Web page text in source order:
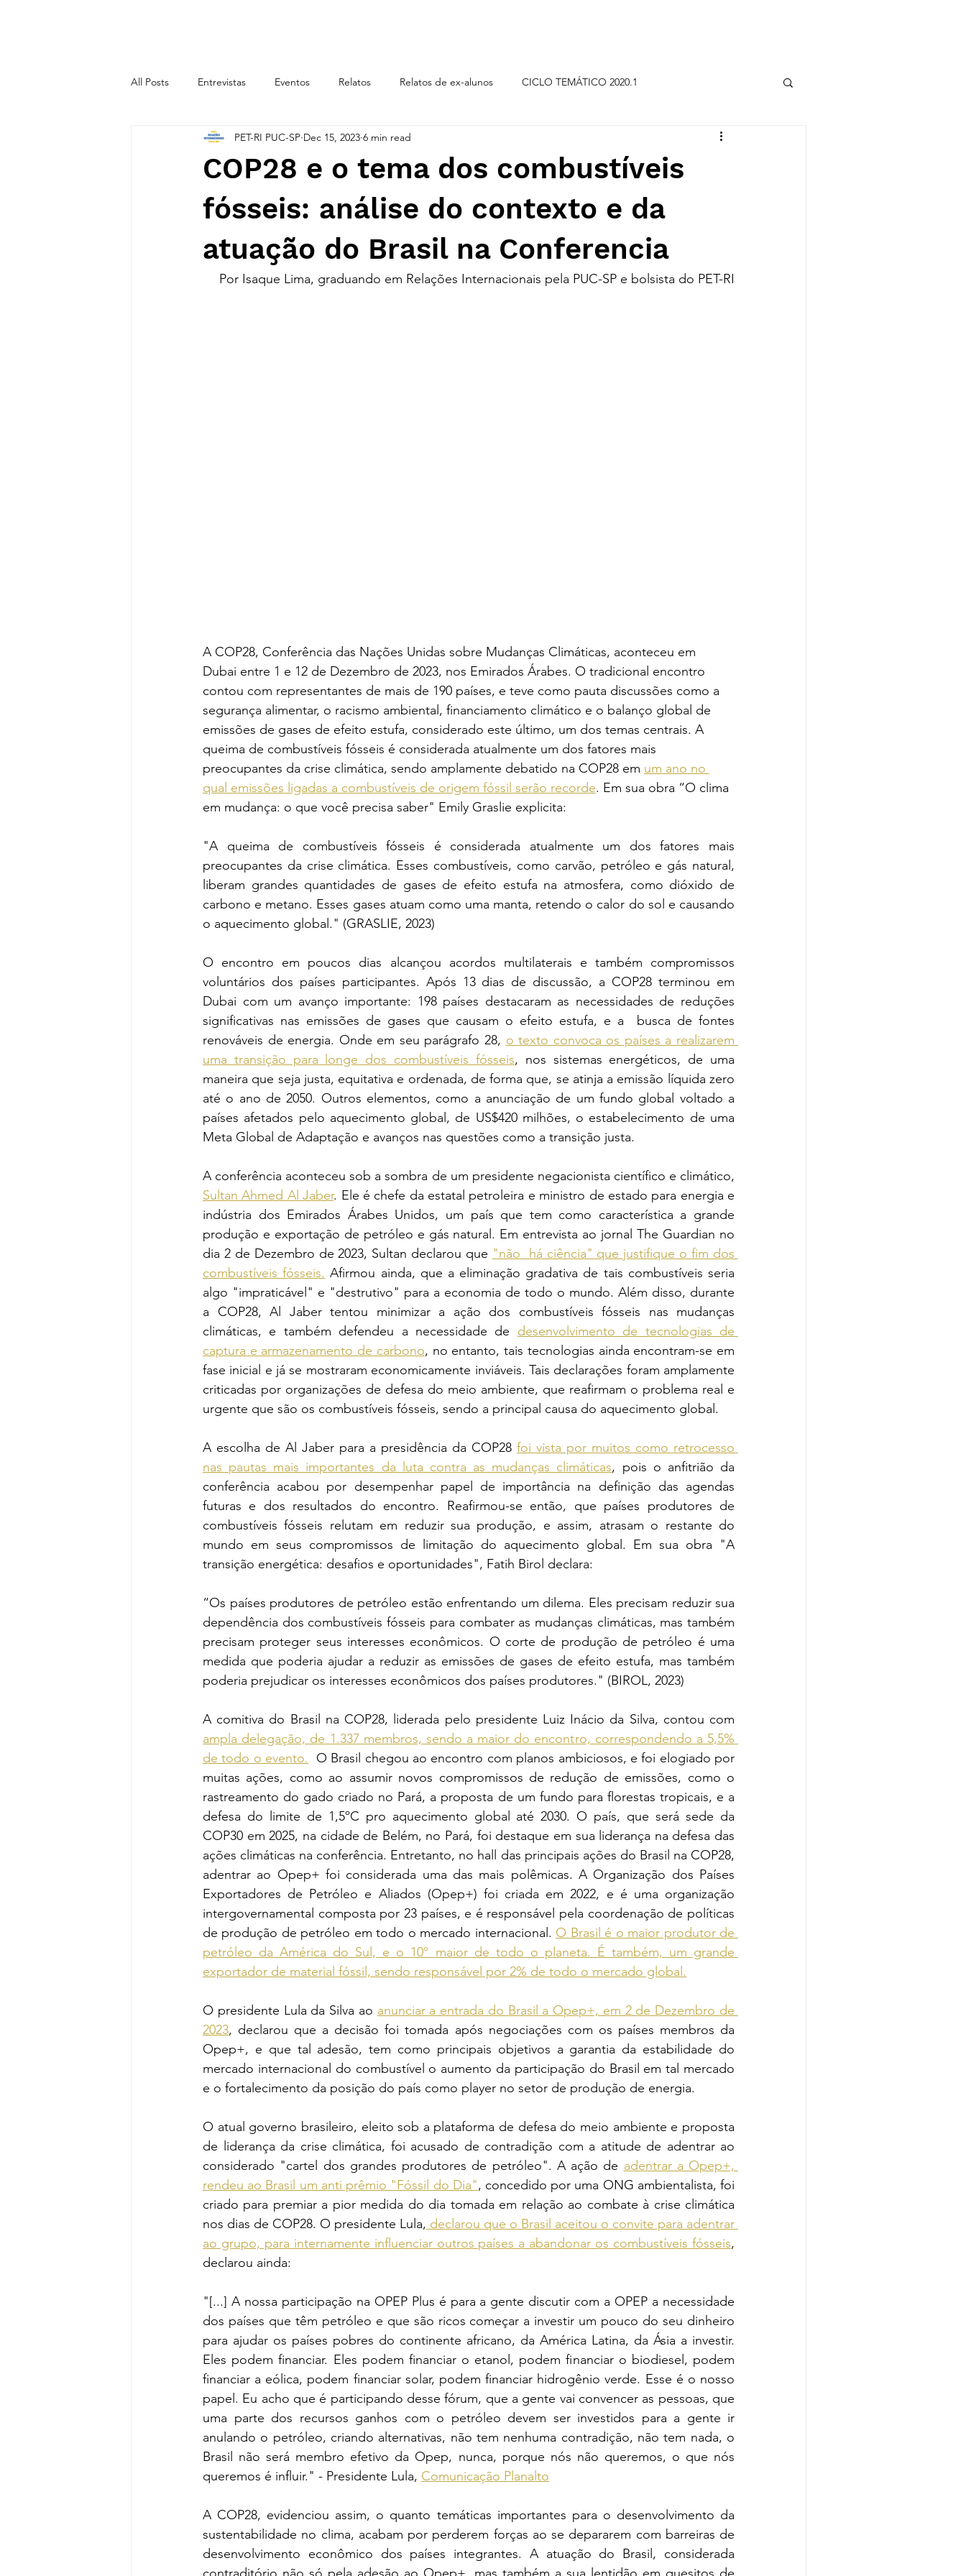
All Posts Entrevistas Eventos Relatos Relatos de ex-alunos CICLO TEMÁTICO 2020.1
CICLO TEMÁTICO 2020.2 CICLO TEMÁTICO 2019.2
COP28 e o tema dos combustíveis
fósseis: análise do contexto e da
atuação do Brasil na Conferencia
PET-RI PUC-SP Dec 15, 2023 6 min read
Por Isaque Lima, graduando em Relações Internacionais pela PUC-SP e bolsista do PET-RI
A COP28, Conferência das Nações Unidas sobre Mudanças Climáticas, aconteceu em
Dubai entre 1 e 12 de Dezembro de 2023, nos Emirados Árabes. O tradicional encontro
contou com representantes de mais de 190 países, e teve como pauta discussões como a
segurança alimentar, o racismo ambiental, financiamento climático e o balanço global de
emissões de gases de efeito estufa, considerado este último, um dos temas centrais. A
queima de combustíveis fósseis é considerada atualmente um dos fatores mais
preocupantes da crise climática, sendo amplamente debatido na COP28 em um ano no
qual emissões ligadas a combustíveis de origem fóssil serão recorde. Em sua obra “O clima
em mudança: o que você precisa saber" Emily Graslie explicita:
"A queima de combustíveis fósseis é considerada atualmente um dos fatores mais
preocupantes da crise climática. Esses combustíveis, como carvão, petróleo e gás natural,
liberam grandes quantidades de gases de efeito estufa na atmosfera, como dióxido de
carbono e metano. Esses gases atuam como uma manta, retendo o calor do sol e causando
o aquecimento global." (GRASLIE, 2023)
O encontro em poucos dias alcançou acordos multilaterais e também compromissos
voluntários dos países participantes. Após 13 dias de discussão, a COP28 terminou em
Dubai com um avanço importante: 198 países destacaram as necessidades de reduções
significativas nas emissões de gases que causam o efeito estufa, e a  busca de fontes
renováveis de energia. Onde em seu parágrafo 28, o texto convoca os países a realizarem
uma transição para longe dos combustíveis fósseis, nos sistemas energéticos, de uma
maneira que seja justa, equitativa e ordenada, de forma que, se atinja a emissão líquida zero
até o ano de 2050. Outros elementos, como a anunciação de um fundo global voltado a
países afetados pelo aquecimento global, de US$420 milhões, o estabelecimento de uma
Meta Global de Adaptação e avanços nas questões como a transição justa.
Sultan Ahmed Al Jaber. Ele é chefe da estatal petroleira e ministro de estado para energia e
indústria dos Emirados Árabes Unidos, um país que tem como característica a grande
produção e exportação de petróleo e gás natural. Em entrevista ao jornal The Guardian no
dia 2 de Dezembro de 2023, Sultan declarou que "não  há ciência" que justifique o fim dos
combustíveis fósseis. Afirmou ainda, que a eliminação gradativa de tais combustíveis seria
algo "impraticável" e "destrutivo" para a economia de todo o mundo. Além disso, durante
a COP28, Al Jaber tentou minimizar a ação dos combustíveis fósseis nas mudanças
climáticas, e também defendeu a necessidade de desenvolvimento de tecnologias de
captura e armazenamento de carbono, no entanto, tais tecnologias ainda encontram-se em
fase inicial e já se mostraram economicamente inviáveis. Tais declarações foram amplamente
criticadas por organizações de defesa do meio ambiente, que reafirmam o problema real e
urgente que são os combustíveis fósseis, sendo a principal causa do aquecimento global.
A escolha de Al Jaber para a presidência da COP28 foi vista por muitos como retrocesso
nas pautas mais importantes da luta contra as mudanças climáticas, pois o anfitrião da
conferência acabou por desempenhar papel de importância na definição das agendas
futuras e dos resultados do encontro. Reafirmou-se então, que países produtores de
combustíveis fósseis relutam em reduzir sua produção, e assim, atrasam o restante do
mundo em seus compromissos de limitação do aquecimento global. Em sua obra "A
transição energética: desafios e oportunidades", Fatih Birol declara:
“Os países produtores de petróleo estão enfrentando um dilema. Eles precisam reduzir sua
dependência dos combustíveis fósseis para combater as mudanças climáticas, mas também
precisam proteger seus interesses econômicos. O corte de produção de petróleo é uma
medida que poderia ajudar a reduzir as emissões de gases de efeito estufa, mas também
poderia prejudicar os interesses econômicos dos países produtores." (BIROL, 2023)
ampla delegação, de 1.337 membros, sendo a maior do encontro, correspondendo a 5,5%
de todo o evento. O Brasil chegou ao encontro com planos ambiciosos, e foi elogiado por
muitas ações, como ao assumir novos compromissos de redução de emissões, como o
rastreamento do gado criado no Pará, a proposta de um fundo para florestas tropicais, e a
defesa do limite de 1,5ºC pro aquecimento global até 2030. O país, que será sede da
COP30 em 2025, na cidade de Belém, no Pará, foi destaque em sua liderança na defesa das
ações climáticas na conferência. Entretanto, no hall das principais ações do Brasil na COP28,
adentrar ao Opep+ foi considerada uma das mais polêmicas. A Organização dos Países
Exportadores de Petróleo e Aliados (Opep+) foi criada em 2022, e é uma organização
intergovernamental composta por 23 países, e é responsável pela coordenação de políticas
de produção de petróleo em todo o mercado internacional. O Brasil é o maior produtor de
petróleo da América do Sul, e o 10º maior de todo o planeta. É também, um grande
exportador de material fóssil, sendo responsável por 2% de todo o mercado global.
O presidente Lula da Silva ao anunciar a entrada do Brasil a Opep+, em 2 de Dezembro de
2023, declarou que a decisão foi tomada após negociações com os países membros da
Opep+, e que tal adesão, tem como principais objetivos a garantia da estabilidade do
mercado internacional do combustível o aumento da participação do Brasil em tal mercado
e o fortalecimento da posição do país como player no setor de produção de energia.
O atual governo brasileiro, eleito sob a plataforma de defesa do meio ambiente e proposta
de liderança da crise climática, foi acusado de contradição com a atitude de adentrar ao
considerado "cartel dos grandes produtores de petróleo". A ação de adentrar a Opep+,
rendeu ao Brasil um anti prêmio "Fóssil do Dia", concedido por uma ONG ambientalista, foi
criado para premiar a pior medida do dia tomada em relação ao combate à crise climática
nos dias de COP28. O presidente Lula, declarou que o Brasil aceitou o convite para adentrar
ao grupo, para internamente influenciar outros países a abandonar os combustíveis fósseis,
declarou ainda:
"[...] A nossa participação na OPEP Plus é para a gente discutir com a OPEP a necessidade
dos países que têm petróleo e que são ricos começar a investir um pouco do seu dinheiro
para ajudar os países pobres do continente africano, da América Latina, da Ásia a investir.
Eles podem financiar. Eles podem financiar o etanol, podem financiar o biodiesel, podem
financiar a eólica, podem financiar solar, podem financiar hidrogênio verde. Esse é o nosso
papel. Eu acho que é participando desse fórum, que a gente vai convencer as pessoas, que
uma parte dos recursos ganhos com o petróleo devem ser investidos para a gente ir
anulando o petróleo, criando alternativas, não tem nenhuma contradição, não tem nada, o
Brasil não será membro efetivo da Opep, nunca, porque nós não queremos, o que nós
queremos é influir." - Presidente Lula, Comunicação Planalto
A COP28, evidenciou assim, o quanto temáticas importantes para o desenvolvimento da
sustentabilidade no clima, acabam por perderem forças ao se depararem com barreiras de
desenvolvimento econômico dos países integrantes. A atuação do Brasil, considerada